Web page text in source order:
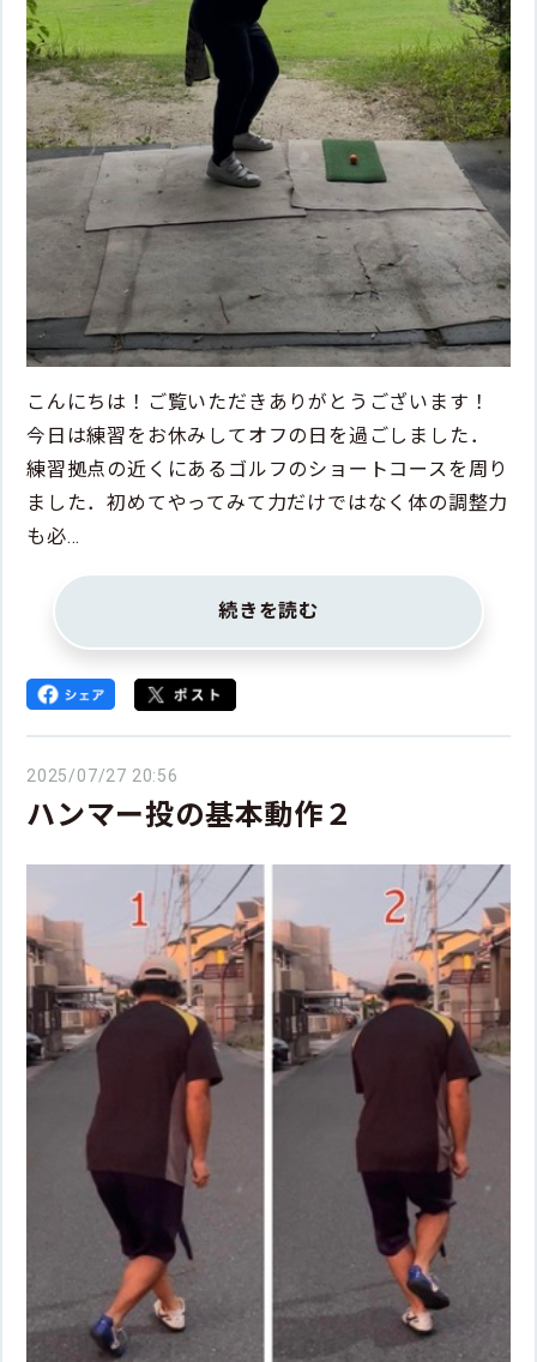
こんにちは！ご覧いただきありがとうございます！
今日は練習をお休みしてオフの日を過ごしました．
練習拠点の近くにあるゴルフのショートコースを周り
ました．初めてやってみて力だけではなく体の調整力
も必…
続きを読む
2025/07/27 20:56
ハンマー投の基本動作２